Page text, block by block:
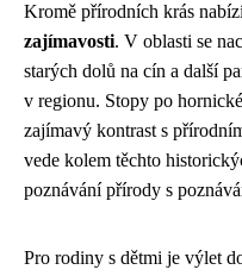
Kromě přírodních krás
zajímavosti. V oblasti se
starých dolů na cín a další
v regionu. Stopy po
zajímavý kontrast s
vede kolem těchto
poznávání přírody s
Pro rodiny s dětmi je výlet